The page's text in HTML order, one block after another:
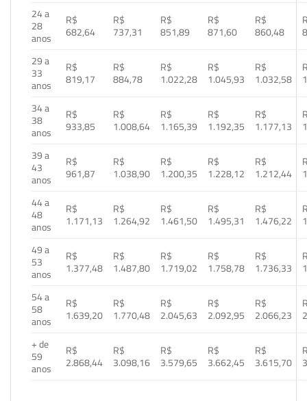
24 a
28
anos
R$
682,64
R$
737,31
R$
851,89
R$
871,60
R$
860,48
29 a
33
anos
R$
819,17
R$
884,78
R$
1.022,28
R$
1.045,93
R$
1.032,58
34 a
38
anos
R$
933,85
R$
1.008,64
R$
1.165,39
R$
1.192,35
R$
1.177,13
39 a
43
anos
R$
961,87
R$
1.038,90
R$
1.200,35
R$
1.228,12
R$
1.212,44
44 a
48
anos
R$
1.171,13
R$
1.264,92
R$
1.461,50
R$
1.495,31
R$
1.476,22
49 a
53
anos
R$
1.377,48
R$
1.487,80
R$
1.719,02
R$
1.758,78
R$
1.736,33
54 a
58
anos
R$
1.639,20
R$
1.770,48
R$
2.045,63
R$
2.092,95
R$
2.066,23
+ de
59
anos
R$
2.868,44
R$
3.098,16
R$
3.579,65
R$
3.662,45
R$
3.615,70